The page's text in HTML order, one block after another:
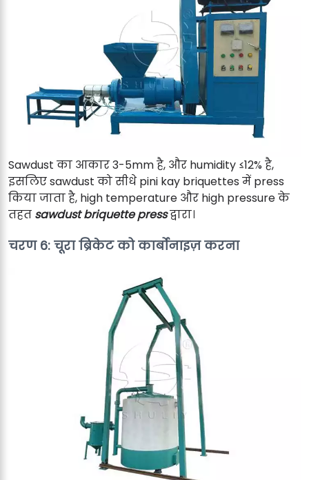
Sawdust का आकार 3-5mm है, और humidity ≤12% है,
इसलिए sawdust को सीधे pini kay briquettes में press
किया जाता है, high temperature और high pressure के
तहत sawdust briquette pressद्वारा।
चरण 6: चूरा ब्रिकेट को कार्बोनाइज़ करना